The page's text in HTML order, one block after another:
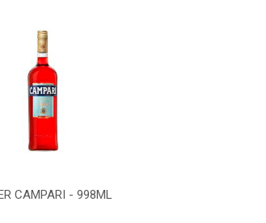
CAMPARI - 998ML